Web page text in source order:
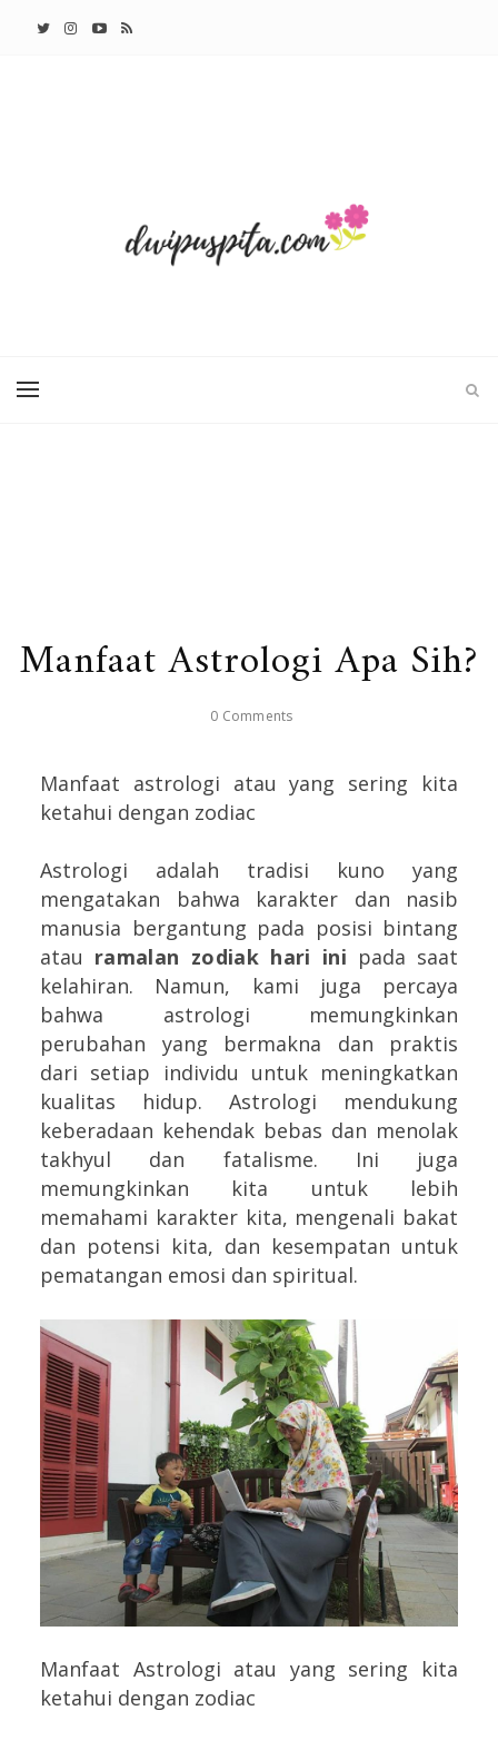
Manfaat Astrologi Apa Sih?
0 Comments
Manfaat astrologi atau yang sering kita
ketahui dengan zodiac
Astrologi adalah tradisi kuno yang
mengatakan bahwa karakter dan nasib
manusia bergantung pada posisi bintang
atau ramalan zodiak hari ini pada saat
kelahiran. Namun, kami juga percaya
bahwa astrologi memungkinkan
perubahan yang bermakna dan praktis
dari setiap individu untuk meningkatkan
kualitas hidup. Astrologi mendukung
keberadaan kehendak bebas dan menolak
takhyul dan fatalisme. Ini juga
memungkinkan kita untuk lebih
memahami karakter kita, mengenali bakat
dan potensi kita, dan kesempatan untuk
pematangan emosi dan spiritual.
Manfaat Astrologi atau yang sering kita
ketahui dengan zodiac